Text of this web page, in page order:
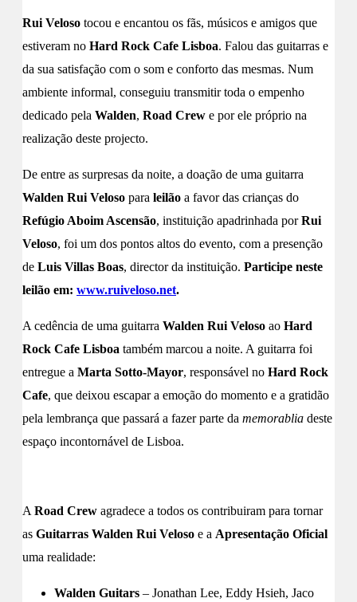
Rui Veloso tocou e encantou os fãs, músicos e amigos que
estiveram no Hard Rock Cafe Lisboa. Falou das guitarras e
da sua satisfação com o som e conforto das mesmas. Num
ambiente informal, conseguiu transmitir toda o empenho
dedicado pela Walden, Road Crew e por ele próprio na
realização deste projecto.
De entre as surpresas da noite, a doação de uma guitarra
Walden Rui Veloso para leilão a favor das crianças do
Refúgio Aboim Ascensão, instituição apadrinhada porRui
Veloso, foi um dos pontos altos do evento, com a presenção
de Luis Villas Boas, director da instituição. Participe neste
leilão em: www.ruiveloso.net.
A cedência de uma guitarra Walden Rui Veloso ao Hard
Rock Cafe Lisboa também marcou a noite. A guitarra foi
entregue a Marta Sotto-Mayor, responsável no Hard Rock
Cafe, que deixou escapar a emoção do momento e a gratidão
pela lembrança que passará a fazer parte da memorablia deste
espaço incontornável de Lisboa.
A Road Crew agradece a todos os contribuiram para tornar
as Guitarras Walden Rui Veloso e a Apresentação Oficial
uma realidade:
Walden Guitars – Jonathan Lee, Eddy Hsieh, Jaco